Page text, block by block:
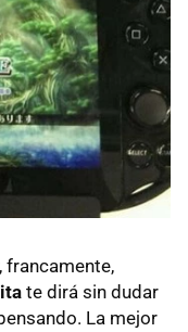
francamente,
te dirá sin dudar
La mejor